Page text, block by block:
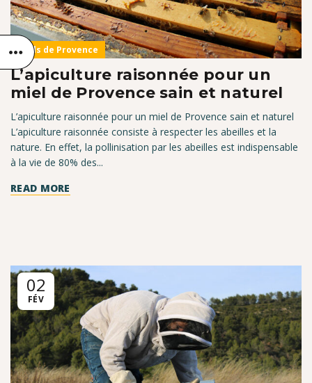
Miels de Provence
L’apiculture raisonnée pour un
miel de Provence sain et naturel
L’apiculture raisonnée pour un miel de Provence sain et naturel
L’apiculture raisonnée consiste à respecter les abeilles et la
nature. En effet, la pollinisation par les abeilles est indispensable
à la vie de 80% des...
READ MORE
02
FÉV